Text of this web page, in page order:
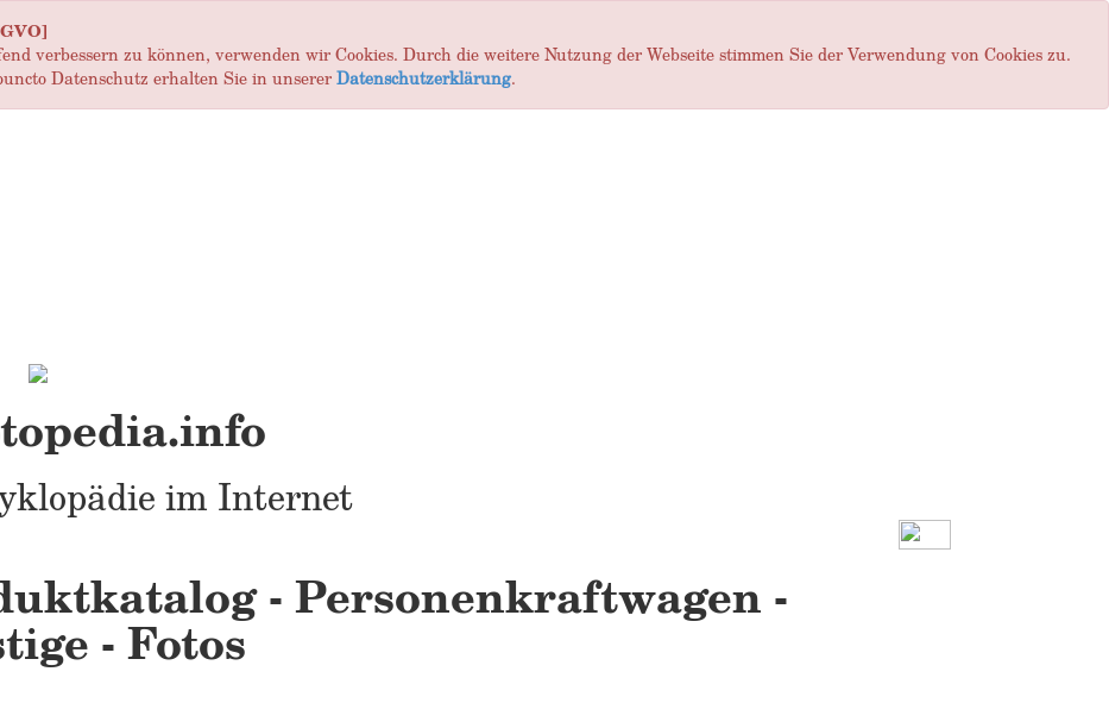
verbessern zu können, verwenden wir Cookies. Durch die weitere Nutzung der Webseite stimmen Sie der Verwendung von Cookies zu.
Datenschutz erhalten Sie in unsererDatenschutzerklärung.
im Internet
- Personenkraftwagen -
- Fotos